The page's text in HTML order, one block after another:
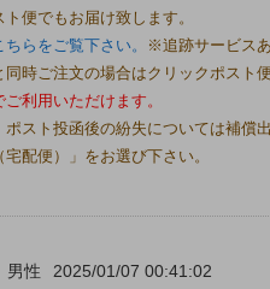
便でもお届け致します。
らをご覧下さい。
※追跡サービスあ
時ご注文の場合はクリックポスト
ご利用いただけます。
スト投函後の紛失については補償出
配便）」をお選び下さい。
男性 2025/01/07 00:41:02